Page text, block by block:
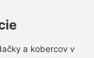
a kobercov v